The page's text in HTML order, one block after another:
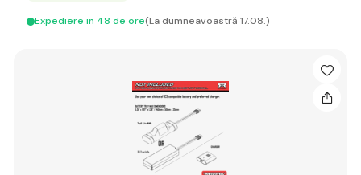
Expediere in 48 de ore(La dumneavoastră 17.08.)